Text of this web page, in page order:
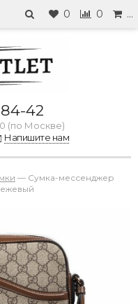
0 0 …
84-42
(по Москве)
Напишите нам
— Сумка-мессенджер